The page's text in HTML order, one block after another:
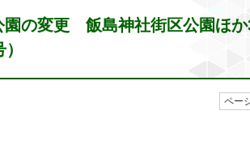
園の変更 飯島神社街区公園ほ
ペー